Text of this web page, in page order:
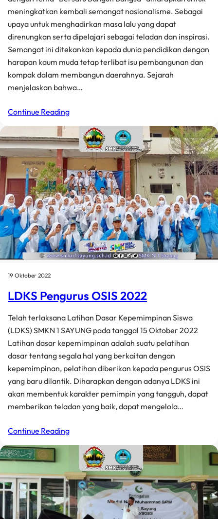
meningkatkan kembali semangat nasionalisme. Sebagai
upaya untuk menghadirkan masa lalu yang dapat
direnungkan serta dipelajari sebagai teladan dan inspirasi.
Semangat ini ditekankan kepada dunia pendidikan dengan
harapan kaum muda tetap terlibat isu pembangunan dan
kompak dalam membangun daerahnya. Sejarah
menjelaskan bahwa…
Continue Reading
19 Oktober 2022
LDKS Pengurus OSIS 2022
Telah terlaksana Latihan Dasar Kepemimpinan Siswa
(LDKS) SMKN 1 SAYUNG pada tanggal 15 Oktober 2022
Latihan dasar kepemimpinan adalah suatu pelatihan
dasar tentang segala hal yang berkaitan dengan
kepemimpinan, pelatihan diberikan kepada pengurus OSIS
yang baru dilantik. Diharapkan dengan adanya LDKS ini
akan membentuk karakter pemimpin yang tangguh, dapat
memberikan teladan yang baik, dapat mengelola…
Continue Reading